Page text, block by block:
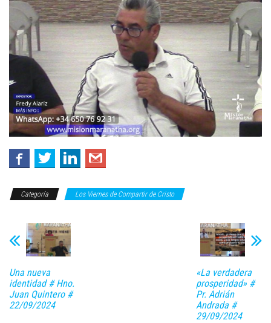
Categoría Los Viernes de Compartir de Cristo
Una nueva
identidad # Hno.
Juan Quintero #
22/09/2024
«La verdadera
prosperidad» #
Pr. Adrián
Andrada #
29/09/2024